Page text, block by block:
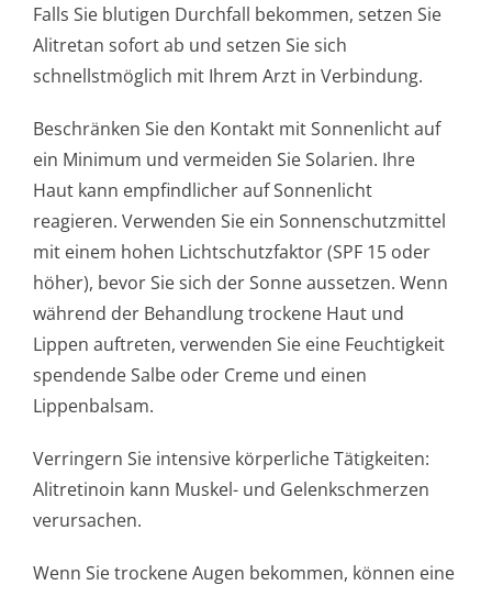
Falls Sie blutigen Durchfall bekommen, setzen Sie
Alitretan sofort ab und setzen Sie sich
schnellstmöglich mit Ihrem Arzt in Verbindung.
Beschränken Sie den Kontakt mit Sonnenlicht auf
ein Minimum und vermeiden Sie Solarien. Ihre
Haut kann empfindlicher auf Sonnenlicht
reagieren. Verwenden Sie ein Sonnenschutzmittel
mit einem hohen Lichtschutzfaktor (SPF 15 oder
höher), bevor Sie sich der Sonne aussetzen. Wenn
während der Behandlung trockene Haut und
Lippen auftreten, verwenden Sie eine Feuchtigkeit
spendende Salbe oder Creme und einen
Lippenbalsam.
Verringern Sie intensive körperliche Tätigkeiten:
Alitretinoin kann Muskel- und Gelenkschmerzen
verursachen.
Wenn Sie trockene Augen bekommen, können eine